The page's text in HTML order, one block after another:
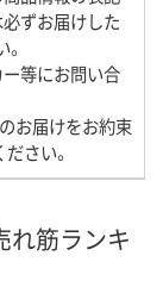
ずお届けした
等にお問い合
のお届けをお約束
さい。
れ筋ランキ